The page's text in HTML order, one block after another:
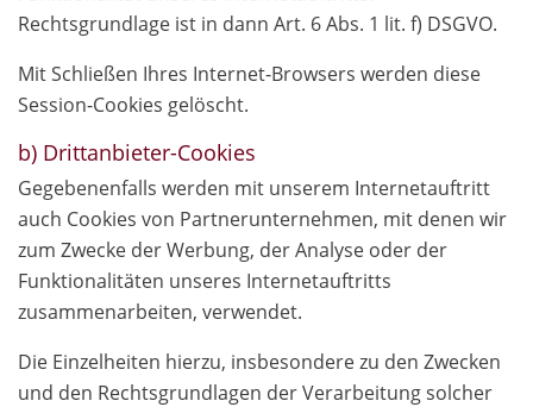
Rechtsgrundlage ist in dann Art. 6 Abs. 1 lit. f) DSGVO.
Mit Schließen Ihres Internet-Browsers werden diese
Session-Cookies gelöscht.
b) Drittanbieter-Cookies
Gegebenenfalls werden mit unserem Internetauftritt
auch Cookies von Partnerunternehmen, mit denen wir
zum Zwecke der Werbung, der Analyse oder der
Funktionalitäten unseres Internetauftritts
zusammenarbeiten, verwendet.
Die Einzelheiten hierzu, insbesondere zu den Zwecken
und den Rechtsgrundlagen der Verarbeitung solcher